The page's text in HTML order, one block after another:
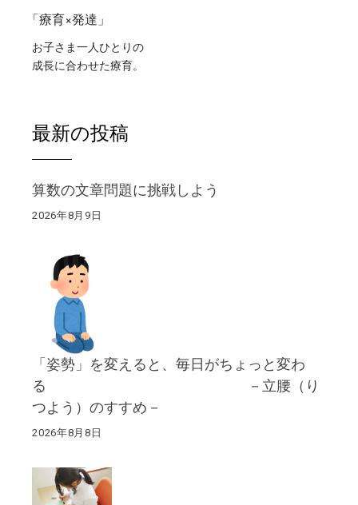
「療育×発達」
お子さま一人ひとりの
成長に合わせた療育。
最新の投稿
算数の文章問題に挑戦しよう
2026年8月9日
「姿勢」を変えると、毎日がちょっと変わ
る －立腰（り
つよう）のすすめ－
2026年8月8日